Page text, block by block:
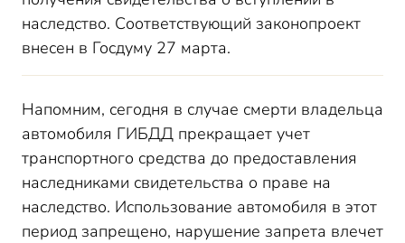
наследство. Соответствующий законопроект
внесен в Госдуму 27 марта.
Напомним, сегодня в случае смерти владельца
автомобиля ГИБДД прекращает учет
транспортного средства до предоставления
наследниками свидетельства о праве на
наследство. Использование автомобиля в этот
период запрещено, нарушение запрета влечет